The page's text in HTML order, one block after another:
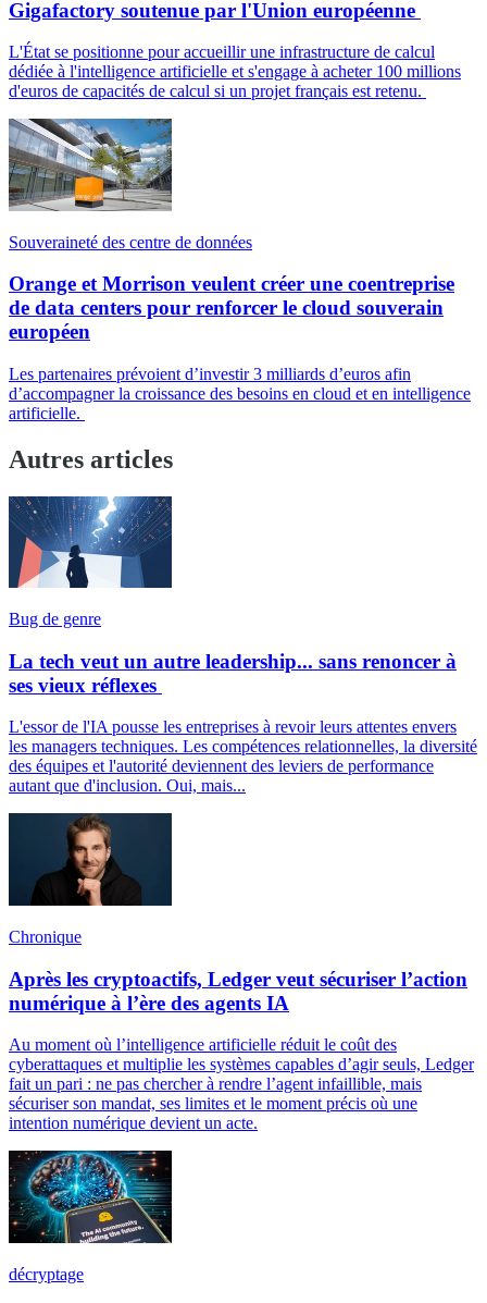
Gigafactory soutenue par l'Union européenne
L'État se positionne pour accueillir une infrastructure de calcul
dédiée à l'intelligence artificielle et s'engage à acheter 100 millions
d'euros de capacités de calcul si un projet français est retenu.
Souveraineté des centre de données
Orange et Morrison veulent créer une coentreprise
de data centers pour renforcer le cloud souverain
européen
Les partenaires prévoient d’investir 3 milliards d’euros afin
d’accompagner la croissance des besoins en cloud et en intelligence
artificielle.
Autres articles
Bug de genre
La tech veut un autre leadership... sans renoncer à
ses vieux réflexes
L'essor de l'IA pousse les entreprises à revoir leurs attentes envers
les managers techniques. Les compétences relationnelles, la diversité
des équipes et l'autorité deviennent des leviers de performance
autant que d'inclusion. Oui, mais...
Chronique
Après les cryptoactifs, Ledger veut sécuriser l’action
numérique à l’ère des agents IA
Au moment où l’intelligence artificielle réduit le coût des
cyberattaques et multiplie les systèmes capables d’agir seuls, Ledger
fait un pari : ne pas chercher à rendre l’agent infaillible, mais
sécuriser son mandat, ses limites et le moment précis où une
intention numérique devient un acte.
décryptage